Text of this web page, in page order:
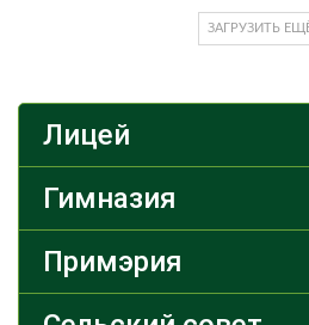
ЗАГРУЗИТЬ
Лицей
Гимназия
Примэрия